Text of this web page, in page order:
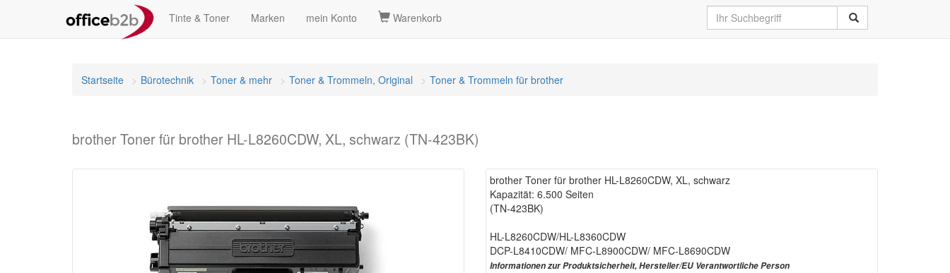
Tinte & Toner Marken mein Konto Warenkorb
Startseite Bürotechnik Toner & mehr Toner & Trommeln, Original Toner & Trommeln für brother
brother Toner für brother HL-L8260CDW, XL, schwarz (TN-423BK)
brother Toner für brother HL-L8260CDW, XL, schwarz
Kapazität: 6.500 Seiten
(TN-423BK)
HL-L8260CDW/HL-L8360CDW
DCP-L8410CDW/ MFC-L8900CDW/ MFC-L8690CDW
Informationen zur Produktsicherheit, Hersteller/EU Verantwortliche Person